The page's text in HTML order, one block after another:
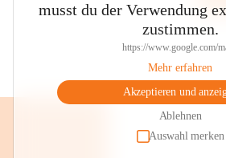
musst du der Verwendung
zustimmen.
https://www.google.com/
Mehr erfahren
Akzeptieren und
Ablehnen
Auswahl merken